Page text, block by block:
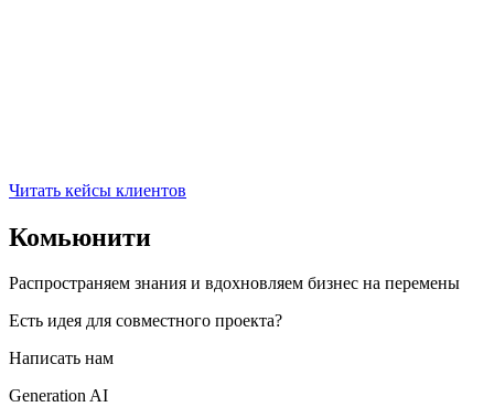
Читать кейсы клиентов
Комьюнити
Распространяем знания и вдохновляем бизнес на перемены
Есть идея для совместного проекта?
Написать нам
Generation AI